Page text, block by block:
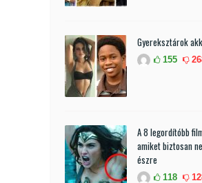
Gyereksztárok
155
A 8 legordítóbb
amiket biztosan
észre
118